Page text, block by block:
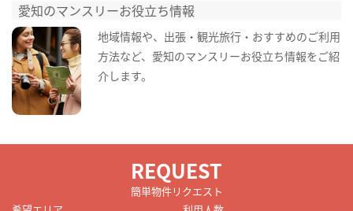
愛知のマンスリーお役立ち情報
地域情報や、出張・観光旅行・おすすめのご利用
方法など、愛知のマンスリーお役立ち情報をご紹
介します。
REQUEST
簡単物件リクエスト